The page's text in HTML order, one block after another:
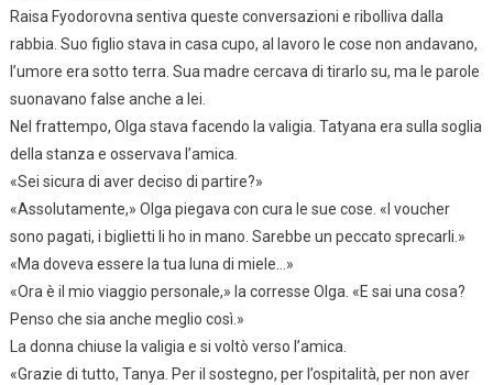
Raisa Fyodorovna sentiva queste conversazioni e ribolliva dalla
rabbia. Suo figlio stava in casa cupo, al lavoro le cose non andavano,
l’umore era sotto terra. Sua madre cercava di tirarlo su, ma le parole
suonavano false anche a lei.
Nel frattempo, Olga stava facendo la valigia. Tatyana era sulla soglia
della stanza e osservava l’amica.
«Sei sicura di aver deciso di partire?»
«Assolutamente,» Olga piegava con cura le sue cose. «I voucher
sono pagati, i biglietti li ho in mano. Sarebbe un peccato sprecarli.»
«Ma doveva essere la tua luna di miele…»
«Ora è il mio viaggio personale,» la corresse Olga. «E sai una cosa?
Penso che sia anche meglio così.»
La donna chiuse la valigia e si voltò verso l’amica.
«Grazie di tutto, Tanya. Per il sostegno, per l’ospitalità, per non aver